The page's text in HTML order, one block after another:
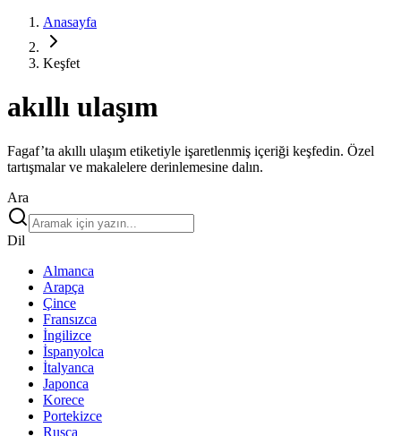
Anasayfa
Keşfet
akıllı ulaşım
Fagaf’ta akıllı ulaşım etiketiyle işaretlenmiş içeriği keşfedin. Özel
tartışmalar ve makalelere derinlemesine dalın.
Ara
Dil
Almanca
Arapça
Çince
Fransızca
İngilizce
İspanyolca
İtalyanca
Japonca
Korece
Portekizce
Rusça